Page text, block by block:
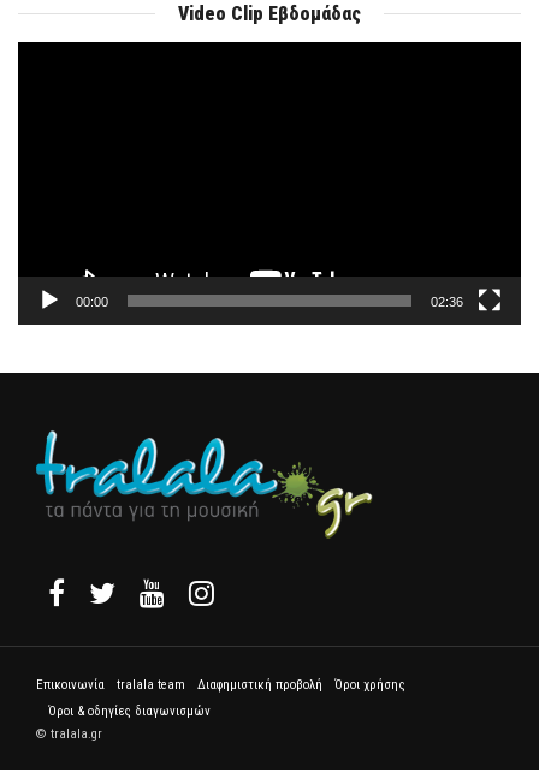
Video Clip Εβδομάδας
00:00 02:36
Επικοινωνία tralala team Διαφημιστική προβολή
Όροι χρήσης
Όροι & οδηγίες διαγωνισμών
© tralala.gr